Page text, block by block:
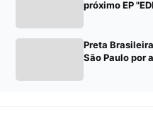
próximo EP
Preta
São Paulo por